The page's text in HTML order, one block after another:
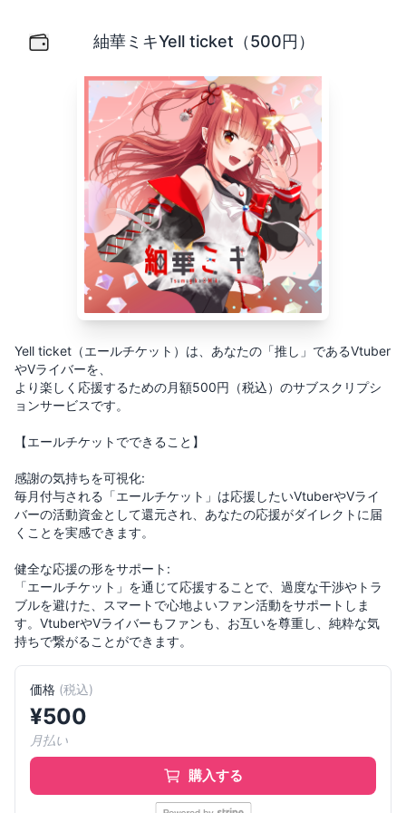
紬華ミキYell ticket（500円）
Yell ticket（エールチケット）は、あなたの「推し」であるVtuber
やVライバーを、
より楽しく応援するための月額500円（税込）のサブスクリプシ
ョンサービスです。
【エールチケットでできること】
感謝の気持ちを可視化:
毎月付与される「エールチケット」は応援したいVtuberやVライ
バーの活動資金として還元され、あなたの応援がダイレクトに届
くことを実感できます。
健全な応援の形をサポート:
「エールチケット」を通じて応援することで、過度な干渉やトラ
ブルを避けた、スマートで心地よいファン活動をサポートしま
す。VtuberやVライバーもファンも、お互いを尊重し、純粋な気
持ちで繋がることができます。
価格 (税込)
¥500
月払い
購入する